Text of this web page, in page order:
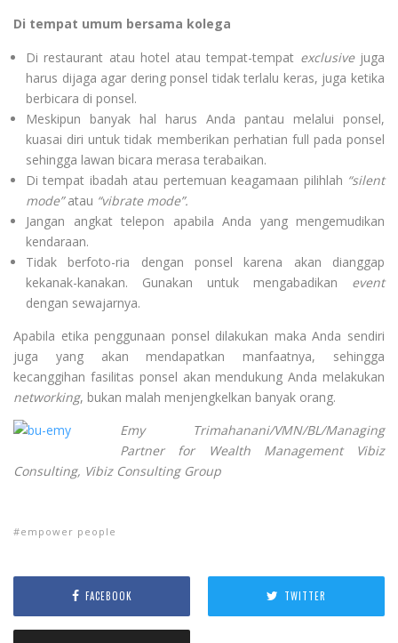
Di tempat umum bersama kolega
Di restaurant atau hotel atau tempat-tempat exclusivejuga
harus dijaga agar dering ponsel tidak terlalu keras, juga ketika
berbicara di ponsel.
Meskipun banyak hal harus Anda pantau melalui ponsel,
kuasai diri untuk tidak memberikan perhatian full pada ponsel
sehingga lawan bicara merasa terabaikan.
Di tempat ibadah atau pertemuan keagamaan pilihlah “silent
mode”atau “vibrate mode”.
Jangan angkat telepon apabila Anda yang mengemudikan
kendaraan.
Tidak berfoto-ria dengan ponsel karena akan dianggap
kekanak-kanakan. Gunakan untuk mengabadikan event
dengan sewajarnya.
Apabila etika penggunaan ponsel dilakukan maka Anda sendiri
juga yang akan mendapatkan manfaatnya, sehingga
kecanggihan fasilitas ponsel akan mendukung Anda melakukan
networking, bukan malah menjengkelkan banyak orang.
Emy Trimahanani/VMN/BL/Managing
Partner for Wealth Management Vibiz
Consulting, Vibiz Consulting Group
empower people
FACEBOOK TWITTER